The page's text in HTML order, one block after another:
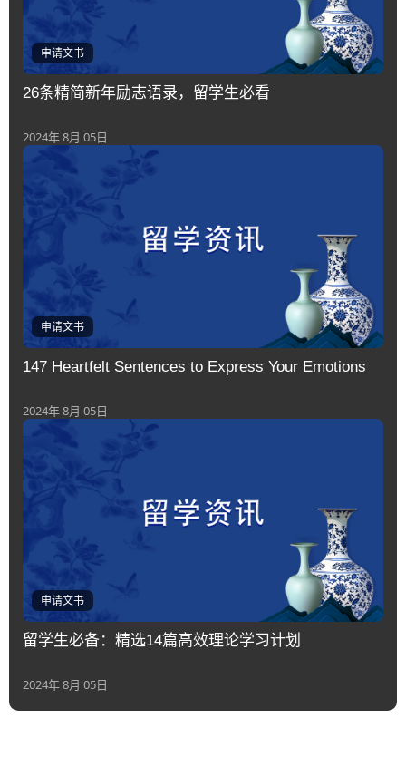
申请文书
26条精简新年励志语录，留学生必看
2024年 8月 05日
申请文书
147 Heartfelt Sentences to Express Your Emotions
2024年 8月 05日
申请文书
留学生必备：精选14篇高效理论学习计划
2024年 8月 05日